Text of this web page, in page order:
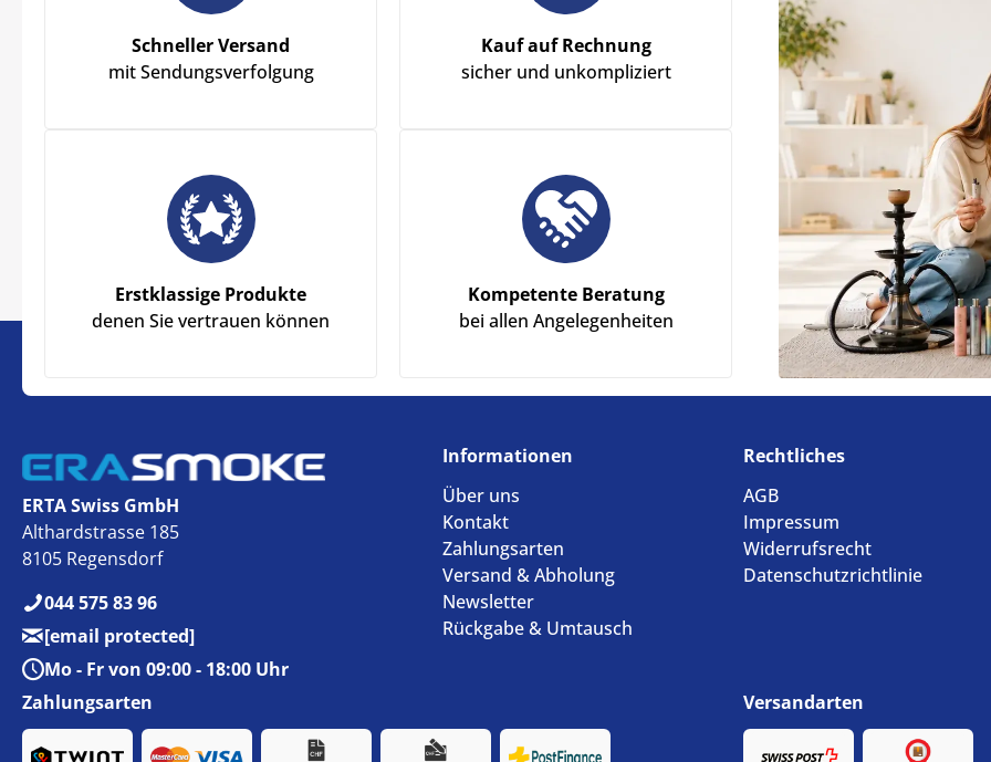
Schneller Versand
mit Sendungsverfolgung
Kauf auf Rechnung
sicher und unkompliziert
Erstklassige Produkte
denen Sie vertrauen können
Kompetente Beratung
bei allen Angelegenheiten
ERTA Swiss GmbH
Althardstrasse 185
8105 Regensdorf
044 575 83 96
[email protected]
Mo - Fr von 09:00 - 18:00 Uhr
Informationen
Über uns
Kontakt
Zahlungsarten
Versand & Abholung
Newsletter
Rückgabe & Umtausch
Rechtliches
AGB
Impressum
Widerrufsrecht
Datenschutzrichtlinie
Zahlungsarten Versandarten